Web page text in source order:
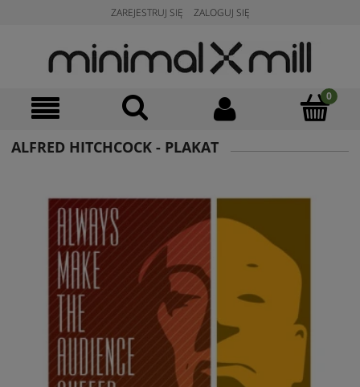
ZAREJESTRUJ SIĘ ZALOGUJ SIĘ
ALFRED HITCHCOCK - PLAKAT